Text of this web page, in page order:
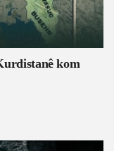
kom